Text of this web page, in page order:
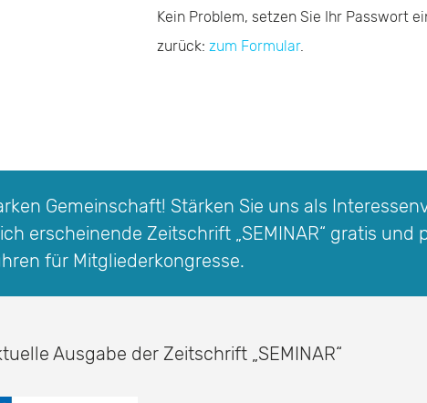
a
t
Kein Problem, setzen Sie Ihr Passwort
zurück: zum Formular.
Gemeinschaft! Stärken Sie uns als
erscheinende Zeitschrift „SEMINAR“ gratis und
für Mitgliederkongresse.
Ausgabe der Zeitschrift „SEMINAR“